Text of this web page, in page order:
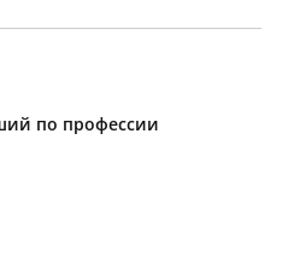
по профессии